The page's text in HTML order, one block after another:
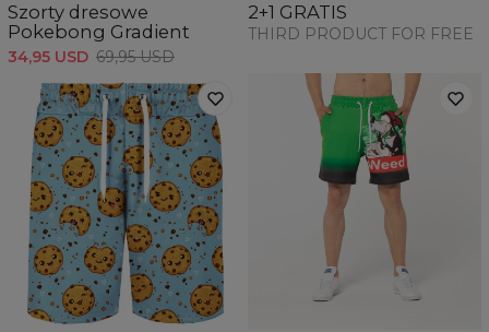
Szorty dresowe
Pokebong Gradient
34,95 USD 69,95 USD
2+1 GRATIS
THIRD PRODUCT FOR FREE